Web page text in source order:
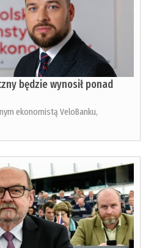
będzie wynosił ponad
ekonomistą VeloBanku,